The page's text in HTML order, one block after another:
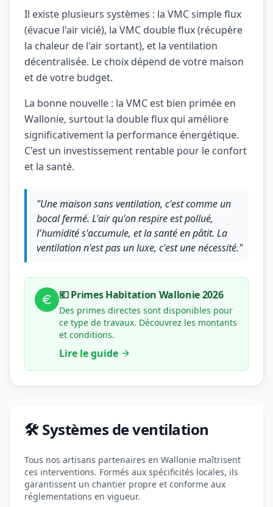
Il existe plusieurs systèmes : la VMC simple flux
(évacue l'air vicié), la VMC double flux (récupère
la chaleur de l'air sortant), et la ventilation
décentralisée. Le choix dépend de votre maison
et de votre budget.
La bonne nouvelle : la VMC est bien primée en
Wallonie, surtout la double flux qui améliore
significativement la performance énergétique.
C'est un investissement rentable pour le confort
et la santé.
"Une maison sans ventilation, c'est comme un
bocal fermé. L'air qu'on respire est pollué,
l'humidité s'accumule, et la santé en pâtit. La
ventilation n'est pas un luxe, c'est une nécessité."
💶 Primes Habitation Wallonie 2026
Des primes directes sont disponibles pour
ce type de travaux. Découvrez les montants
et conditions.
Lire le guide
🛠️ Systèmes de ventilation
Tous nos artisans partenaires en Wallonie maîtrisent
ces interventions. Formés aux spécificités locales, ils
garantissent un chantier propre et conforme aux
réglementations en vigueur.